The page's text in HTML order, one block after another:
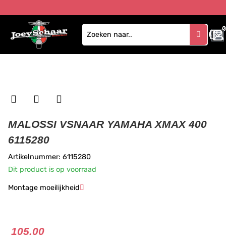
0
0
MALOSSI VSNAAR YAMAHA XMAX 400
6115280
Artikelnummer: 6115280
Dit product is op voorraad
Montage moeilijkheid
★★★
105.00